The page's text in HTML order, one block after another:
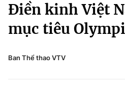
Chuyên mục
Tin tức
Phong cách
Sự kiện
Thể thao điện tử
Điền kinh Việt
mục tiêu
Ban Thể thao VTV